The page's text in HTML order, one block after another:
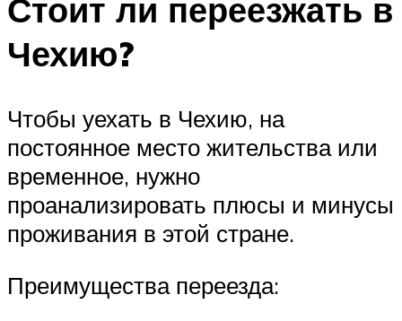
Стоит ли переезжать в
Чехию?
Чтобы уехать в Чехию, на
постоянное место жительства или
временное, нужно
проанализировать плюсы и минусы
проживания в этой стране.
Преимущества переезда: